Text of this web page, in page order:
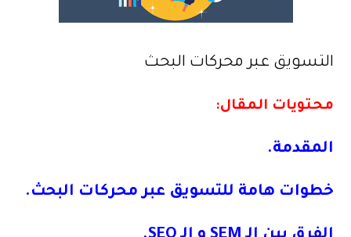
التسويق عبر محركات البحث
محتويات المقال:
المقدمة.
خطوات هامة للتسويق عبر محركات البحث.